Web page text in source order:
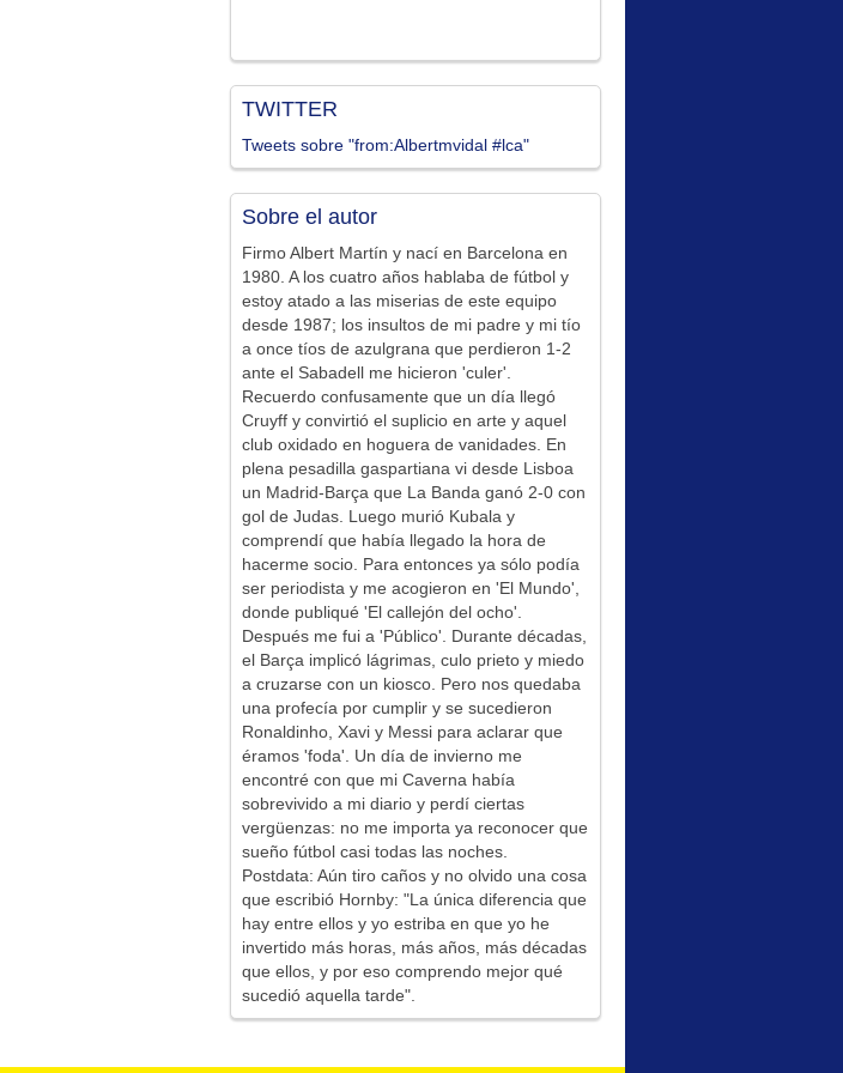
TWITTER
Tweets sobre "from:Albertmvidal #lca"
Sobre el autor
Firmo Albert Martín y nací en Barcelona en
1980. A los cuatro años hablaba de fútbol y
estoy atado a las miserias de este equipo
desde 1987; los insultos de mi padre y mi tío
a once tíos de azulgrana que perdieron 1-2
ante el Sabadell me hicieron 'culer'.
Recuerdo confusamente que un día llegó
Cruyff y convirtió el suplicio en arte y aquel
club oxidado en hoguera de vanidades. En
plena pesadilla gaspartiana vi desde Lisboa
un Madrid-Barça que La Banda ganó 2-0 con
gol de Judas. Luego murió Kubala y
comprendí que había llegado la hora de
hacerme socio. Para entonces ya sólo podía
ser periodista y me acogieron en 'El Mundo',
donde publiqué 'El callejón del ocho'.
Después me fui a 'Público'. Durante décadas,
el Barça implicó lágrimas, culo prieto y miedo
a cruzarse con un kiosco. Pero nos quedaba
una profecía por cumplir y se sucedieron
Ronaldinho, Xavi y Messi para aclarar que
éramos 'foda'. Un día de invierno me
encontré con que mi Caverna había
sobrevivido a mi diario y perdí ciertas
vergüenzas: no me importa ya reconocer que
sueño fútbol casi todas las noches.
Postdata: Aún tiro caños y no olvido una cosa
que escribió Hornby: "La única diferencia que
hay entre ellos y yo estriba en que yo he
invertido más horas, más años, más décadas
que ellos, y por eso comprendo mejor qué
sucedió aquella tarde".